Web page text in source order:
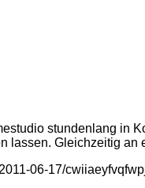
stundenlang in
Gleichzeitig
06-17/